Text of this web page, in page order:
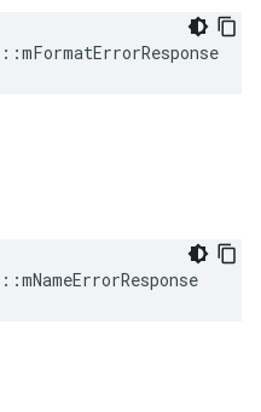
::mFormatErrorResponse
::mNameErrorResponse